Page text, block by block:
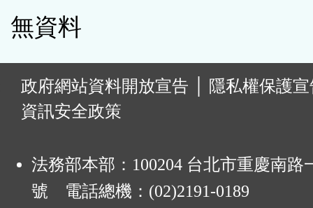
無資料
政府網站資料開放宣告
隱私權保護
資訊安全政策
法務部本部：100204 台北市重慶南路
號 電話總機：(02)2191-0189